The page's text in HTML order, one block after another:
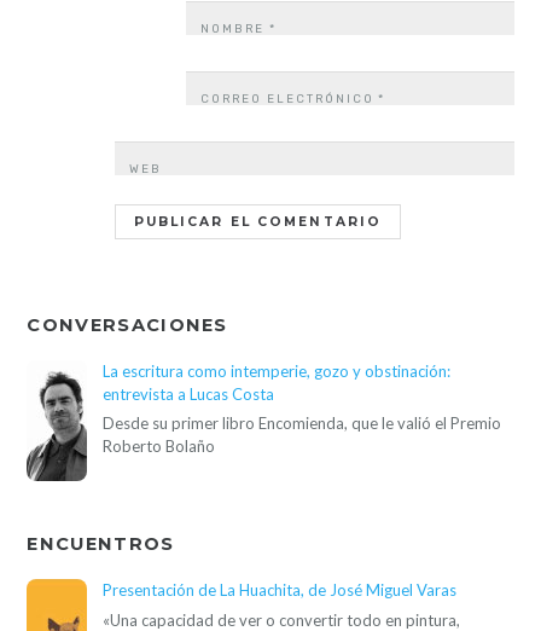
NOMBRE*
CORREO ELECTRÓNICO*
WEB
CONVERSACIONES
La escritura como intemperie, gozo y obstinación:
entrevista a Lucas Costa
Desde su primer libro Encomienda, que le valió el Premio
Roberto Bolaño
ENCUENTROS
Presentación de La Huachita, de José Miguel Varas
«Una capacidad de ver o convertir todo en pintura,